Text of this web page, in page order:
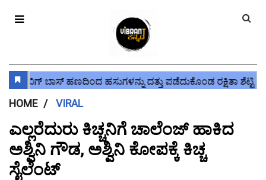
HOME VIRAL
ಎಲ್ಲರೆದುರು ಕಿಚ್ಚನಿಗೆ ಚಾಲೆಂಜ್ ಹಾಕಿದ
ಅಶ್ವಿನಿ ಗೌಡ, ಅಶ್ವಿನಿ ಕೋಪಕ್ಕೆ ಕಿಚ್ಚ
ಸೈಲೆಂಟ್